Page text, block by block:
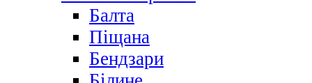
Балта
Піщана
Бендзари